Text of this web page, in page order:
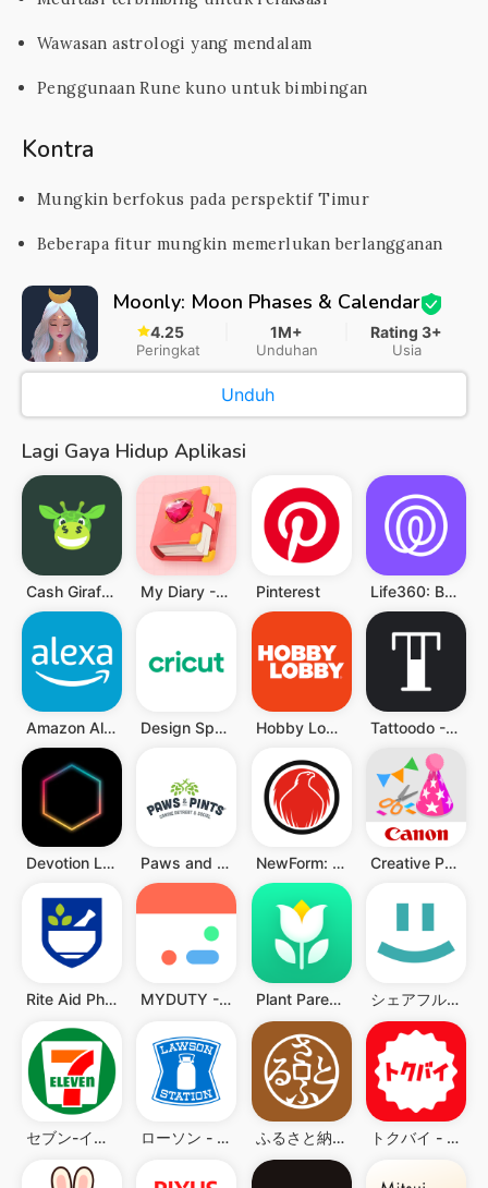
Wawasan astrologi yang mendalam
Penggunaan Rune kuno untuk bimbingan
Kontra
Mungkin berfokus pada perspektif Timur
Beberapa fitur mungkin memerlukan berlangganan
Moonly: Moon Phases & Calendar
4.25
Peringkat
1M+
Unduhan
Rating 3+
Usia
Unduh
Lagi Gaya Hidup Aplikasi
Cash Giraffe - Play and earn My Diary - Diary With Lock Pinterest Life360: Berbagi Lokasi
Amazon Alexa Design Space: DIY with Cricut Hobby Lobby Stores Tattoodo - Your Next Tattoo
Devotion LGBT Paws and Pints NewForm: Recovery & Wellbeing Creative Park
Rite Aid Pharmacy MYDUTY - Nurse Calendar&Alarm Plant Parent: Plant Care Guide シェアフル -スキマバイトアプリ・単発日払い求人をすぐ探せる
セブン-イレブンアプリ ローソン - お得なクーポンやポイントが貯まる ふるさと納税 さとふる トクバイ - スマート節約！チラシアプリでお得にお買い物